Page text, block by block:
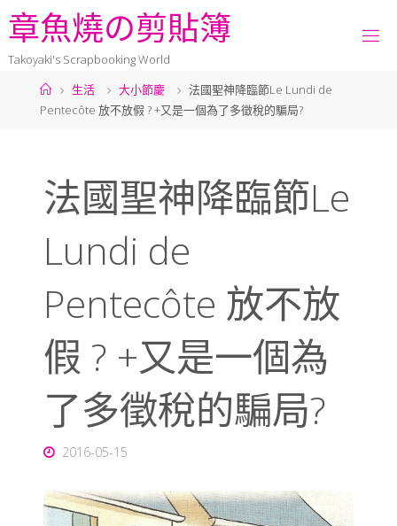
章魚燒の剪貼簿
Takoyaki's Scrapbooking World
生活
大小節慶
法國聖神降臨節Le Lundi de
Pentecôte 放不放假 ? +又是一個為了多徵稅的騙局?
法國聖神降臨節Le
Lundi de
Pentecôte 放不放
假 ? +又是一個為
了多徵稅的騙局?
2016-05-15